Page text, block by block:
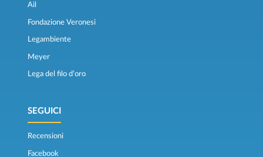
Ail
Fondazione Veronesi
Legambiente
Meyer
Lega del filo d’oro
SEGUICI
Recensioni
Facebook